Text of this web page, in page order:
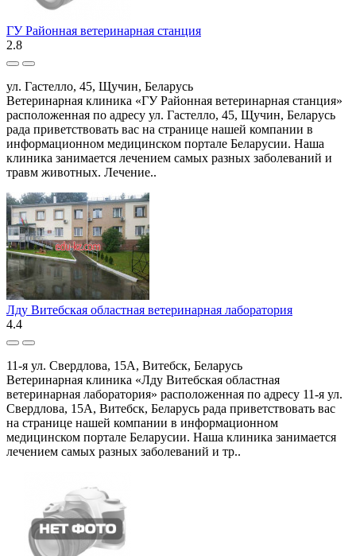
ГУ Районная ветеринарная станция
2.8
ул. Гастелло, 45, Щучин, Беларусь
Ветеринарная клиника «ГУ Районная ветеринарная станция»
расположенная по адресу ул. Гастелло, 45, Щучин, Беларусь
рада приветствовать вас на странице нашей компании в
информационном медицинском портале Беларусии. Наша
клиника занимается лечением самых разных заболеваний и
травм животных. Лечение..
Лду Витебская областная ветеринарная лаборатория
4.4
11-я ул. Свердлова, 15А, Витебск, Беларусь
Ветеринарная клиника «Лду Витебская областная
ветеринарная лаборатория» расположенная по адресу 11-я ул.
Свердлова, 15А, Витебск, Беларусь рада приветствовать вас
на странице нашей компании в информационном
медицинском портале Беларусии. Наша клиника занимается
лечением самых разных заболеваний и тр..